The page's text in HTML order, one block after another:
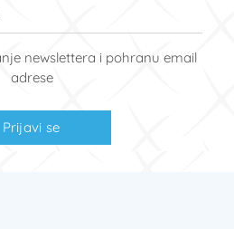
newslettera i pohranu email
adrese
Prijavi se